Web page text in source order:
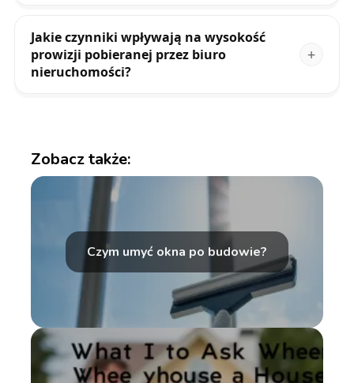
Jakie czynniki wpływają na wysokość
prowizji pobieranej przez biuro
nieruchomości?
Zobacz także:
Czym umyć okna po budowie?